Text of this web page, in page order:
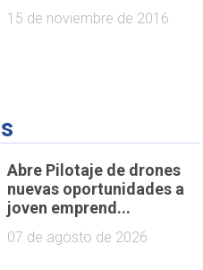
15 de noviembre de 2016
Abre Pilotaje de drones
nuevas oportunidades a
joven emprend...
07 de agosto de 2026